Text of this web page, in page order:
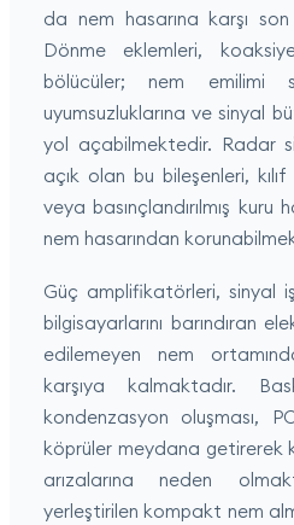
da nem hasarına karşı son
Dönme eklemleri,
bölücüler; nem emilimi
uyumsuzluklarına ve sinyal
yol açabilmektedir. Radar
açık olan bu bileşenleri,
veya basınçlandırılmış
nem hasarından
Güç amplifikatörleri, sinyal
bilgisayarlarını barındıran
edilemeyen nem
karşıya kalmaktadır.
kondenzasyon oluşması,
köprüler meydana getirerek
arızalarına neden
yerleştirilen kompakt nem